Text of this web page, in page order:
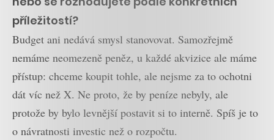
příležitostí?
Budget ani nedává smysl stanovovat. Samozřejmě
nemáme neomezeně peněz, u každé akvizice ale máme
přístup: chceme koupit tohle, ale nejsme za to ochotni
dát víc než X. Ne proto, že by peníze nebyly, ale
protože by bylo levnější postavit si to interně. Spíš je to
o návratnosti investic než o rozpočtu.